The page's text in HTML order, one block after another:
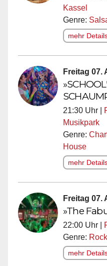
Kassel
Genre:
mehr
Freitag 07.
21:30 Uhr |
Musikpark
Genre:
House
mehr
Freitag 07.
»The
22:00 Uhr |
Genre: Rock
mehr